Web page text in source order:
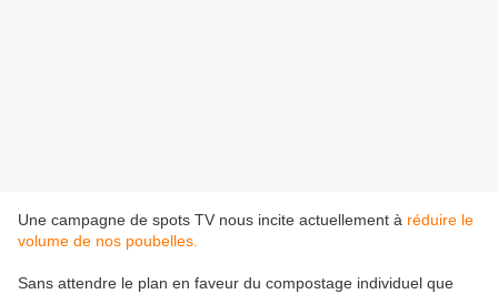
Une campagne de spots TV nous incite actuellement à réduire le
volume de nos poubelles.
Sans attendre le plan en faveur du compostage individuel que